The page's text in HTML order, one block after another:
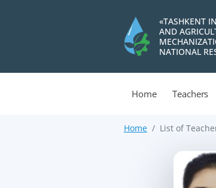
«TASHKENT
AND
NATIONAL
Home Teachers
Home List of